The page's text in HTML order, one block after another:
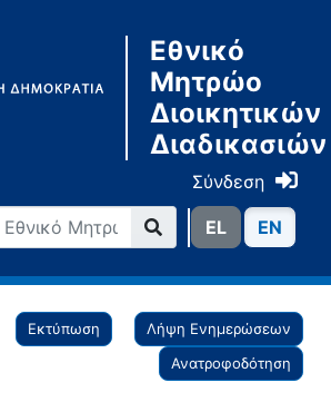
Εθνικό
Μητρώο
Διοικητικών
Διαδικασιών
Σύνδεση
ΕL ΕN
Εκτύπωση
Λήψη Ενημερώσεων
Ανατροφοδότηση